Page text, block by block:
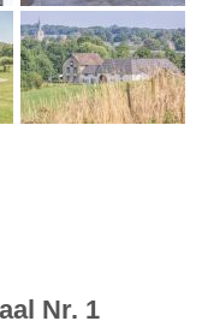
Nr. 1